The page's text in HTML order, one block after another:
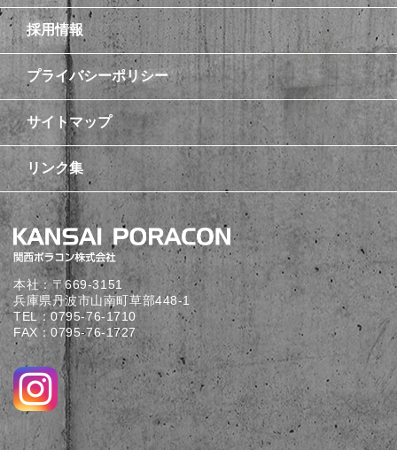
採用情報
プライバシーポリシー
サイトマップ
リンク集
本社：〒669-3151
兵庫県丹波市山南町草部448-1
TEL：0795-76-1710
FAX：0795-76-1727